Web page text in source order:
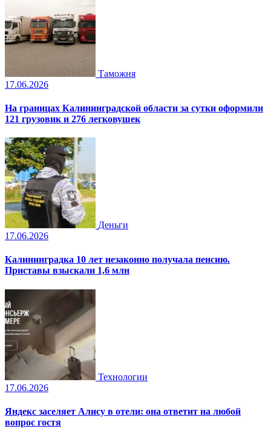
Таможня
17.06.2026
На границах Калининградской области за сутки оформили
121 грузовик и 276 легковушек
Деньги
17.06.2026
Калининградка 10 лет незаконно получала пенсию.
Приставы взыскали 1,6 млн
Технологии
17.06.2026
Яндекс заселяет Алису в отели: она ответит на любой
вопрос гостя